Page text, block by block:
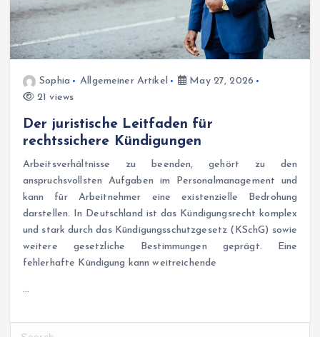
Sophia Allgemeiner Artikel
May 27, 2026
21 views
Der juristische Leitfaden für
rechtssichere Kündigungen
Arbeitsverhältnisse zu beenden, gehört zu den
anspruchsvollsten Aufgaben im Personalmanagement und
kann für Arbeitnehmer eine existenzielle Bedrohung
darstellen. In Deutschland ist das Kündigungsrecht komplex
und stark durch das Kündigungsschutzgesetz (KSchG) sowie
weitere gesetzliche Bestimmungen geprägt. Eine
fehlerhafte Kündigung kann weitreichende
…